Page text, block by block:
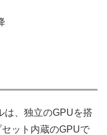
は、独立のGPUを搭
ット内蔵のGPUで